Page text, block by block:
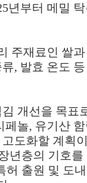
년부터 메밀
주재료인 쌀
, 발효 온도
개선을 목표
페놀, 유기산
도화할 계획
년층의 기호를
허 출원 및 도